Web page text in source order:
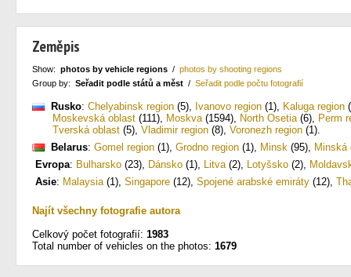
Zeměpis
Show: photos by vehicle regions / photos by shooting regions
Group by: Seřadit podle států a měst / Seřadit podle počtu fotografií
Rusko: Chelyabinsk region (5), Ivanovo region (1), Kaluga region
Moskevská oblast (111), Moskva(1594), North Osetia(6), Perm
Tverská oblast (5), Vladimir region (8), Voronezh region (1).
Belarus: Gomel region (1), Grodno region (1), Minsk (95), Minská
Evropa: Bulharsko (23), Dánsko (1), Litva(2), Lotyšsko (2),
Asie: Malaysia(1), Singapore (12), Spojené arabské emiráty (12),
Najít všechny fotografie autora
Celkový počet fotografií: 1983
Total number of vehicles on the photos: 1679